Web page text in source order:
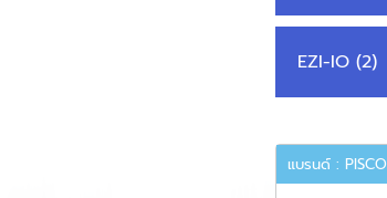
EZI-IO (2)
แบรนด์ : PISCO